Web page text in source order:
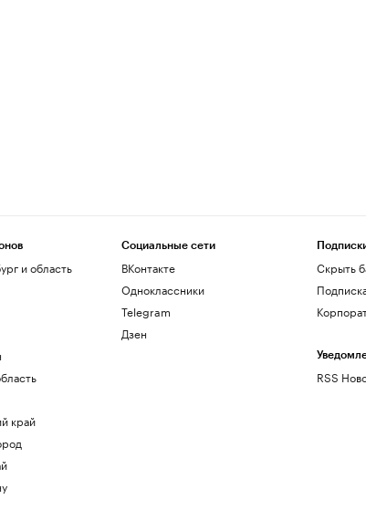
и область
край
Социальные сети
ВКонтакте
Одноклассники
Telegram
Дзен
Скрыть
RSS